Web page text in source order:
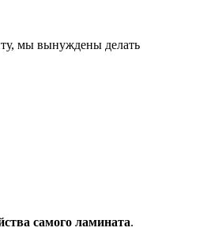
мы вынуждены делать
самого ламината.